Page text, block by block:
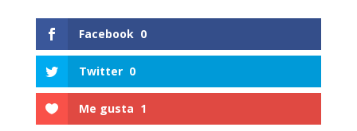
Facebook 0
Twitter 0
Me gusta 1